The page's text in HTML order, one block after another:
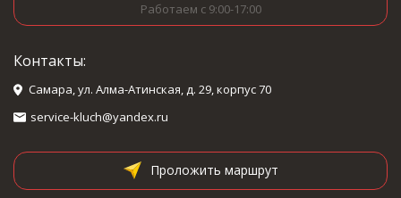
Работаем с 9:00-17:00
Контакты:
Самара, ул. Алма-Атинская, д. 29, корпус 70
service-kluch@yandex.ru
Проложить маршрут